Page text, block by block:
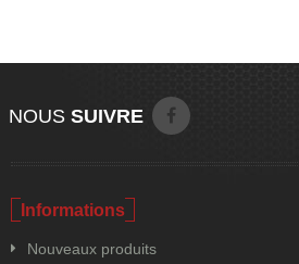
SUIVRE
NOUS
Informations
Nouveaux produits